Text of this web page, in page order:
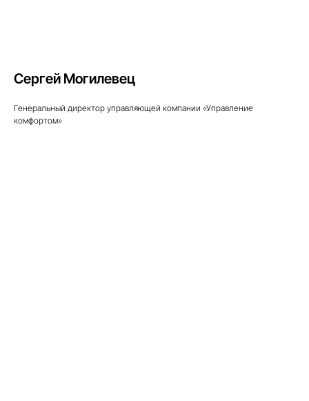
Сергей Могилевец
Генеральный директор управляющей компании «Управление
комфортом»